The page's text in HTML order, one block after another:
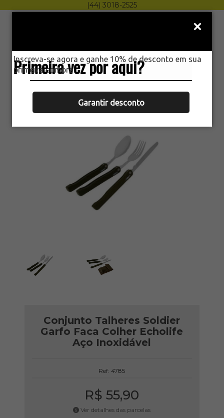
Primeira vez por aqui?
Inscreva-se agora e ganhe 10% de desconto em sua
primeira compra.
Garantir desconto
(44) 3018-2525
Menu
HOME
CONJUNTO TALHERES SOLDIER GARFO
FACA COLHER ECHOLIFE AÇO
INOXIDÁVEL
Conjunto Talheres Soldier
Garfo Faca Colher Echolife
Aço Inoxidável
Ref: 4785
R$ 55,90
Ver detalhes das parcelas